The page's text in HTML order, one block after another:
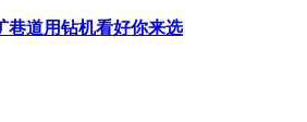
巷道用钻机看好你来选